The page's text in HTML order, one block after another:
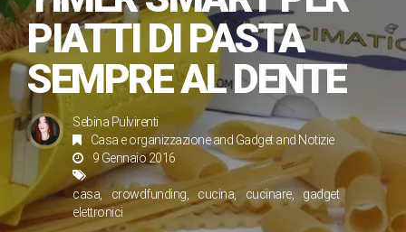
PIATTI DI PASTA
SEMPRE AL DENTE
Sebina Pulvirenti
Casa e organizzazioneand Gadgetand Notizie
9 Gennaio 2016
casa crowdfunding cucina cucinare
gadget
elettronici